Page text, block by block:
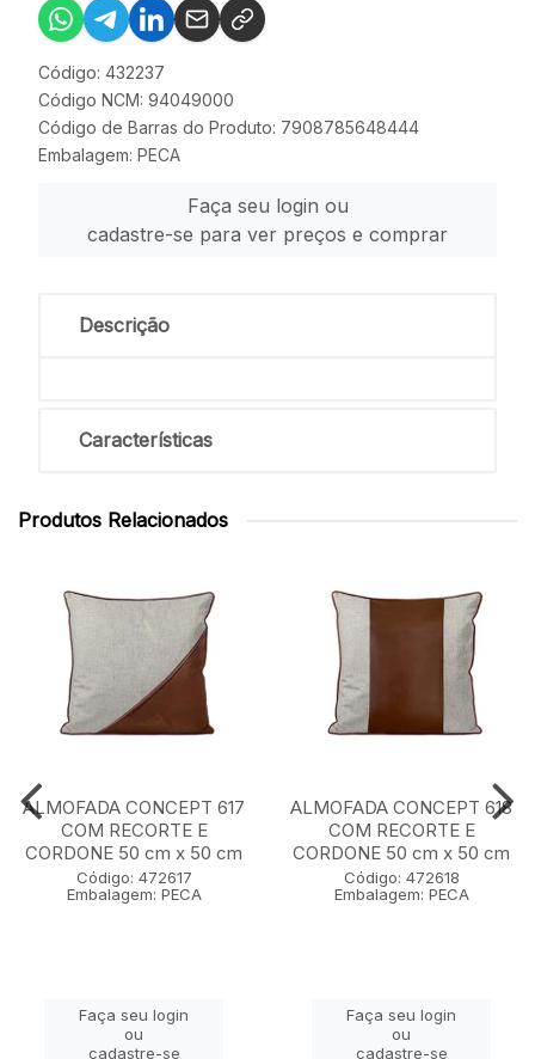
Código: 432237
Código NCM: 94049000
Código de Barras do Produto: 7908785648444
Embalagem: PECA
Faça seu login ou
cadastre-se para ver preços e comprar
Descrição
Características
Produtos Relacionados
ALMOFADA CONCEPT 617
COM RECORTE E
CORDONE 50 cm x 50 cm
Código: 472617
Embalagem: PECA
Faça seu login
ou
cadastre-se
ALMOFADA CONCEPT 618
COM RECORTE E
CORDONE 50 cm x 50 cm
Código: 472618
Embalagem: PECA
Faça seu login
ou
cadastre-se